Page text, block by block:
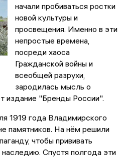
начали пробиваться ростки
новой культуры и
просвещения. Именно в эти
непростые времена,
посреди хаоса
Гражданской войны и
всеобщей разрухи,
зародилась мысль о
издание "Бренды России".
1919 года Владимирского
памятников. На нём решили
чтобы прививать
Спустя полгода эти